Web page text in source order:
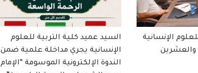
الإنسانية
والعشرين
السيد عميد كلية التربية للعلوم
الإنسانية يجري مداخلة علمية ضمن
الندوة الإلكترونية الموسومة “الإمام